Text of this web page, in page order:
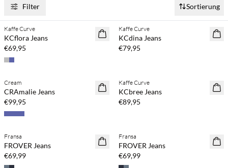
Filter Sortierung
NEUHEITEN
Kaufe mind. 2 & spare 20 %
Kaffe Curve
KCflora Jeans
€69,95
NEUHEITEN
Kaufe mind. 2 & spare 20 %
Kaffe Curve
KCdina Jeans
€79,95
NEUHEITEN
Kaufe mind. 2 & spare 20 %
Cream
CRAmalie Jeans
€99,95
NEUHEITEN
Kaffe Curve
KCbree Jeans
€89,95
NEUHEITEN
Kaufe mind. 2 & spare 20 %
Fransa
FROVER Jeans
€69,99
NEUHEITEN
Fransa
FROVER Jeans
€69,99